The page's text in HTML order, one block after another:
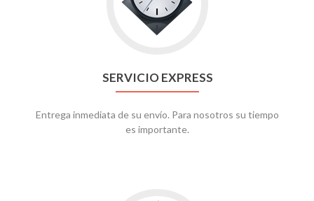
SERVICIO EXPRESS
Entrega inmediata de su envío. Para nosotros su tiempo
es importante.